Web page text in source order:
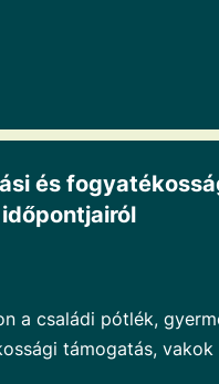
és
a családi pótlék,
támogatás, vakok